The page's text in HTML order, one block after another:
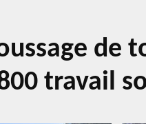
de
travail